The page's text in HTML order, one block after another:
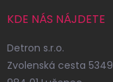
KDE NÁS NÁJDETE
Detron s.r.o.
Zvolenská cesta 5349